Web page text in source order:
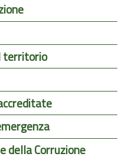
territorio
della Corruzione